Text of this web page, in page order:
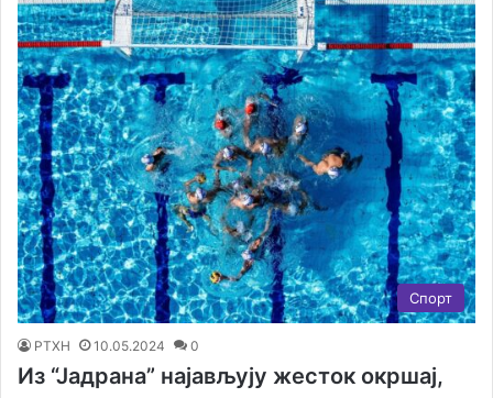
Спорт
РТХН 10.05.2024 0
Из “Јадрана” најављују жесток окршај,